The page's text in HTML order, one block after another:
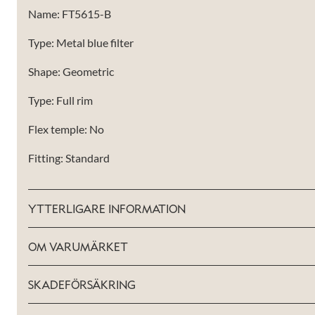
Name: FT5615-B
Type: Metal blue filter
Shape: Geometric
Type: Full rim
Flex temple: No
Fitting: Standard
YTTERLIGARE INFORMATION
OM VARUMÄRKET
SKADEFÖRSÄKRING
behövs för
över huvud
fungera.
För att vi ska
förbättra
hemsidans
uppbyggnad,
används.